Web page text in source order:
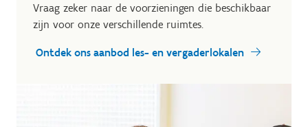
Vraag zeker naar de voorzieningen die beschikbaar
zijn voor onze verschillende ruimtes.
Ontdek ons aanbod les- en vergaderlokalen